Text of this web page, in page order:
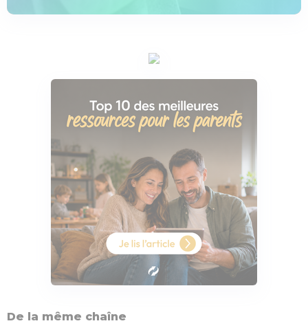
De la même chaîne